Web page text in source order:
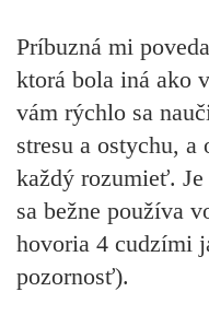
Príbuzná mi
ktorá bola iná ako
vám rýchlo sa
stresu a ostychu, a
každý rozumieť.
sa bežne používa
hovoria 4 cudzími
pozornosť).